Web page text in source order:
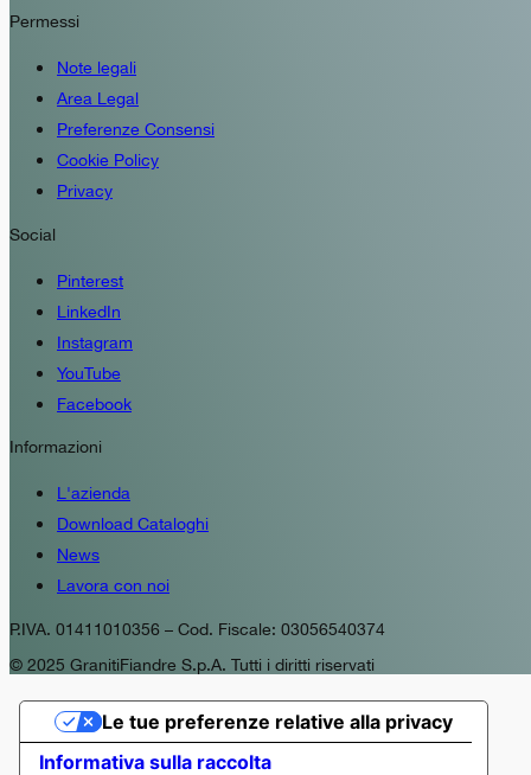
Permessi
Note legali
Area Legal
Preferenze Consensi
Cookie Policy
Privacy
Social
Pinterest
LinkedIn
Instagram
YouTube
Facebook
Informazioni
L'azienda
Download Cataloghi
News
Lavora con noi
P.IVA. 01411010356 – Cod. Fiscale: 03056540374
© 2025 GranitiFiandre S.p.A. Tutti i diritti riservati
Informativa sulla raccolta
Le tue preferenze relative alla privacy